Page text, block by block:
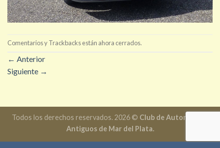
Comentarios y Trackbacks están ahora cerrados.
← Anterior
Siguiente →
Todos los derechos reservados. 2026 © Club de Automóviles
Antiguos de Mar del Plata.